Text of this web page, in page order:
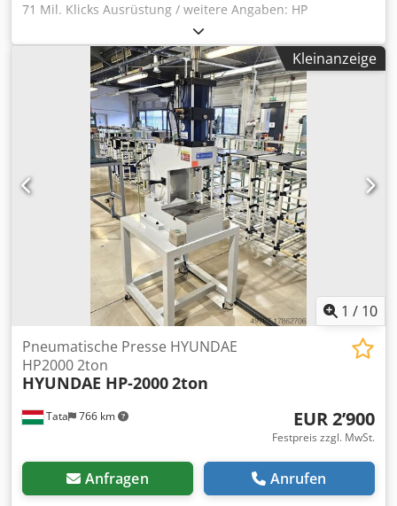
71 Mil. Klicks Ausrüstung / weitere Angaben: HP
IndiChrome Plus 7-Farben-Druck auf der Druckmaschine
Kit für weiße Tinte Ermöglicht die Verwendung von weißer
Tinte Technische Daten Dedpfx Aezavhcechjwa
Druckgeschwindigkeit 120 vierfarbige A4-Bilder pro Minute
(zwei Seiten); 240 zweifarbige oder monochrome A4-Bilder
pro Minute (Doppelnutzen) Bildauflösung 812 und 1219
dpi bei 8 Bit, Adressierbarkeit: 2438 x 2438 dpi HdI (High
Definition Imaging) Papierformat maximal 330 x 482 mm
Bildformat 317 x 464 mm Papiergewicht* Beschichtet: 80–
350 g/m²; Ungestrichen: 60–320 g/m²; Dicke 70-400
Mikrometer Pressenabmessungen Breite: 5443 mm; Tiefe:
2298 mm; Höhe: 2104 mm
Kleinanzeige
1 / 10
Tata 766 km
Pneumatische Presse HYUNDAE
HP2000 2ton
HYUNDAE HP-20002ton
EUR 2’900
Festpreis zzgl. MwSt.
Anfragen Anrufen